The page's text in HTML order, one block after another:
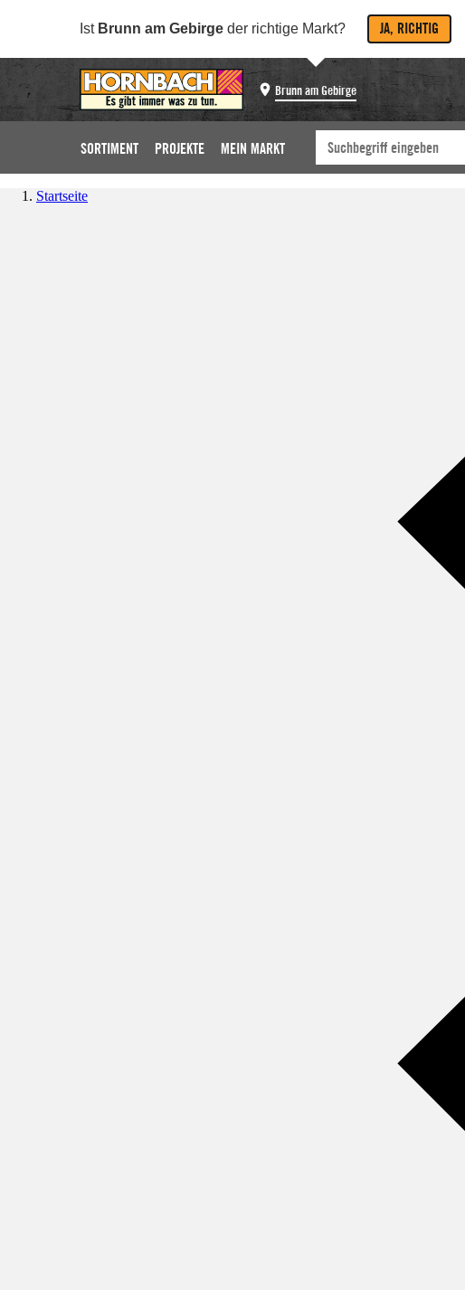
Ist Brunn am Gebirge der richtige Markt? JA, RICHTIG
Brunn am Gebirge
SORTIMENT PROJEKTE MEIN MARKT
Startseite